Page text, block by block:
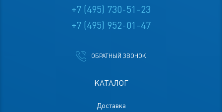
КАТАЛОГ
Доставка
+7 (495) 730-51-23
+7 (495) 952-01-47
ОБРАТНЫЙ ЗВОНОК